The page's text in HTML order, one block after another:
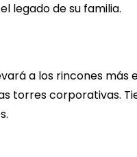
legado de su familia.
a los rincones
torres corporativas.